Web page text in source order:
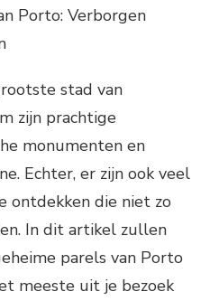
Porto: Verborgen
stad van
zijn prachtige
monumenten en
Echter, er zijn ook veel
ontdekken die niet zo
In dit artikel zullen
parels van Porto
meeste uit je bezoek